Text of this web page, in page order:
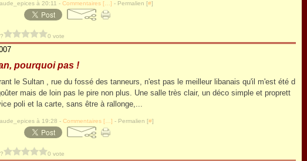
à 20:11 - Commentaires [ ] - Permalien [#]
0 vote
pourquoi pas !
le Sultan , rue du fossé des tanneurs, n'est pas le meilleur libanais qu'il m'est été d
mais de loin pas le pire non plus. Une salle très clair, un déco simple et proprett
poli et la carte, sans être à rallonge,...
à 19:28 - Commentaires [ ] - Permalien [#]
0 vote